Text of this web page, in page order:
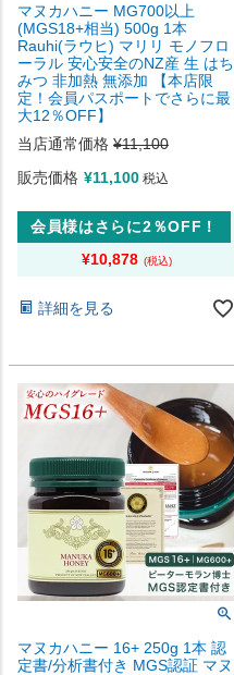
マヌカハニー MG700以上
(MGS18+相当) 500g 1本
Rauhi(ラウヒ) マリリ モノフロ
ーラル 安心安全のNZ産 生 はち
みつ 非加熱 無添加 【本店限
定！会員パスポートでさらに最
大12％OFF】
当店通常価格 ¥11,100
販売価格 ¥11,100 税込
会員様はさらに2％OFF！
¥10,878
詳細を見る
マヌカハニー 16+ 250g 1本 認
定書/分析書付き MGS認証 マヌ